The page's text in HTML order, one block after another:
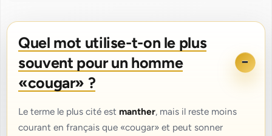
Quel mot utilise-t-on le plus
souvent pour un homme
«cougar» ?
Le terme le plus cité est manther, mais il reste moins
courant en français que «cougar» et peut sonner